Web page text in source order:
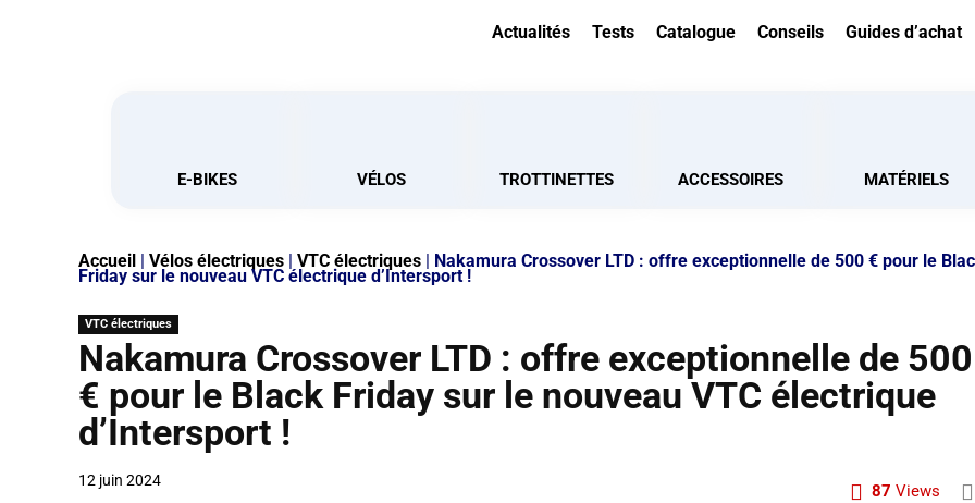
Actualités Tests Catalogue Conseils Guides d’achat
E-BIKES VÉLOS TROTTINETTES ACCESSOIRES MATÉRIELS
Accueil | Vélos électriques | VTC électriques | Nakamura Crossover LTD : offre exceptionnelle de 500 € pour le
Friday sur le nouveau VTC électrique d’Intersport !
VTC électriques
Nakamura Crossover LTD : offre exceptionnelle de 500
€ pour le Black Friday sur le nouveau VTC électrique
d’Intersport !
12 juin 2024
87 Views